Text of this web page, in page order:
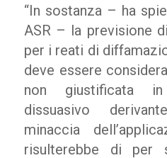
“In sostanza – ha
ASR – la previsione
per i reati di
deve essere
non giustificata
dissuasivo
minaccia
risulterebbe di per